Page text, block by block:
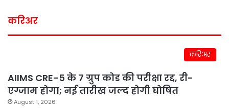
करिअर
करिअर
AIIMS CRE-5 के 7 ग्रुप कोड की परीक्षा रद्द, री-
एग्जाम होगा; नई तारीख जल्द होगी घोषित
August 1, 2026